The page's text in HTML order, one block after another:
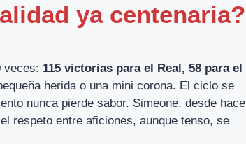
ya centenaria?
veces: 115 victorias para el Real, 58 para el
herida o una mini corona. El ciclo se
nunca pierde sabor. Simeone, desde hace
respeto entre aficiones, aunque tenso, se